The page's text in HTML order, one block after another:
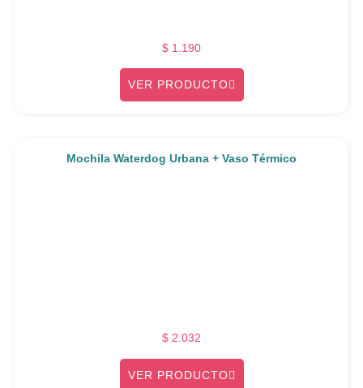
$ 1.190
VER PRODUCTO
Mochila Waterdog Urbana + Vaso Térmico
$ 2.032
VER PRODUCTO